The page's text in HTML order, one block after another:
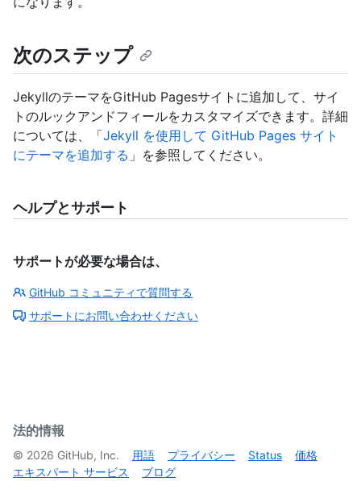
次のステップ
JekyllのテーマをGitHub Pagesサイトに追加して、サイ
トのルックアンドフィールをカスタマイズできます。詳細
については、「Jekyll を使用して GitHub Pages サイト
にテーマを追加する 」を参照してください。
ヘルプとサポート
サポートが必要な場合は、
GitHub コミュニティで質問する
サポートにお問い合わせください
法的情報
© 2026 GitHub, Inc. 用語 プライバシー Status
価格
エキスパート サービス
ブログ